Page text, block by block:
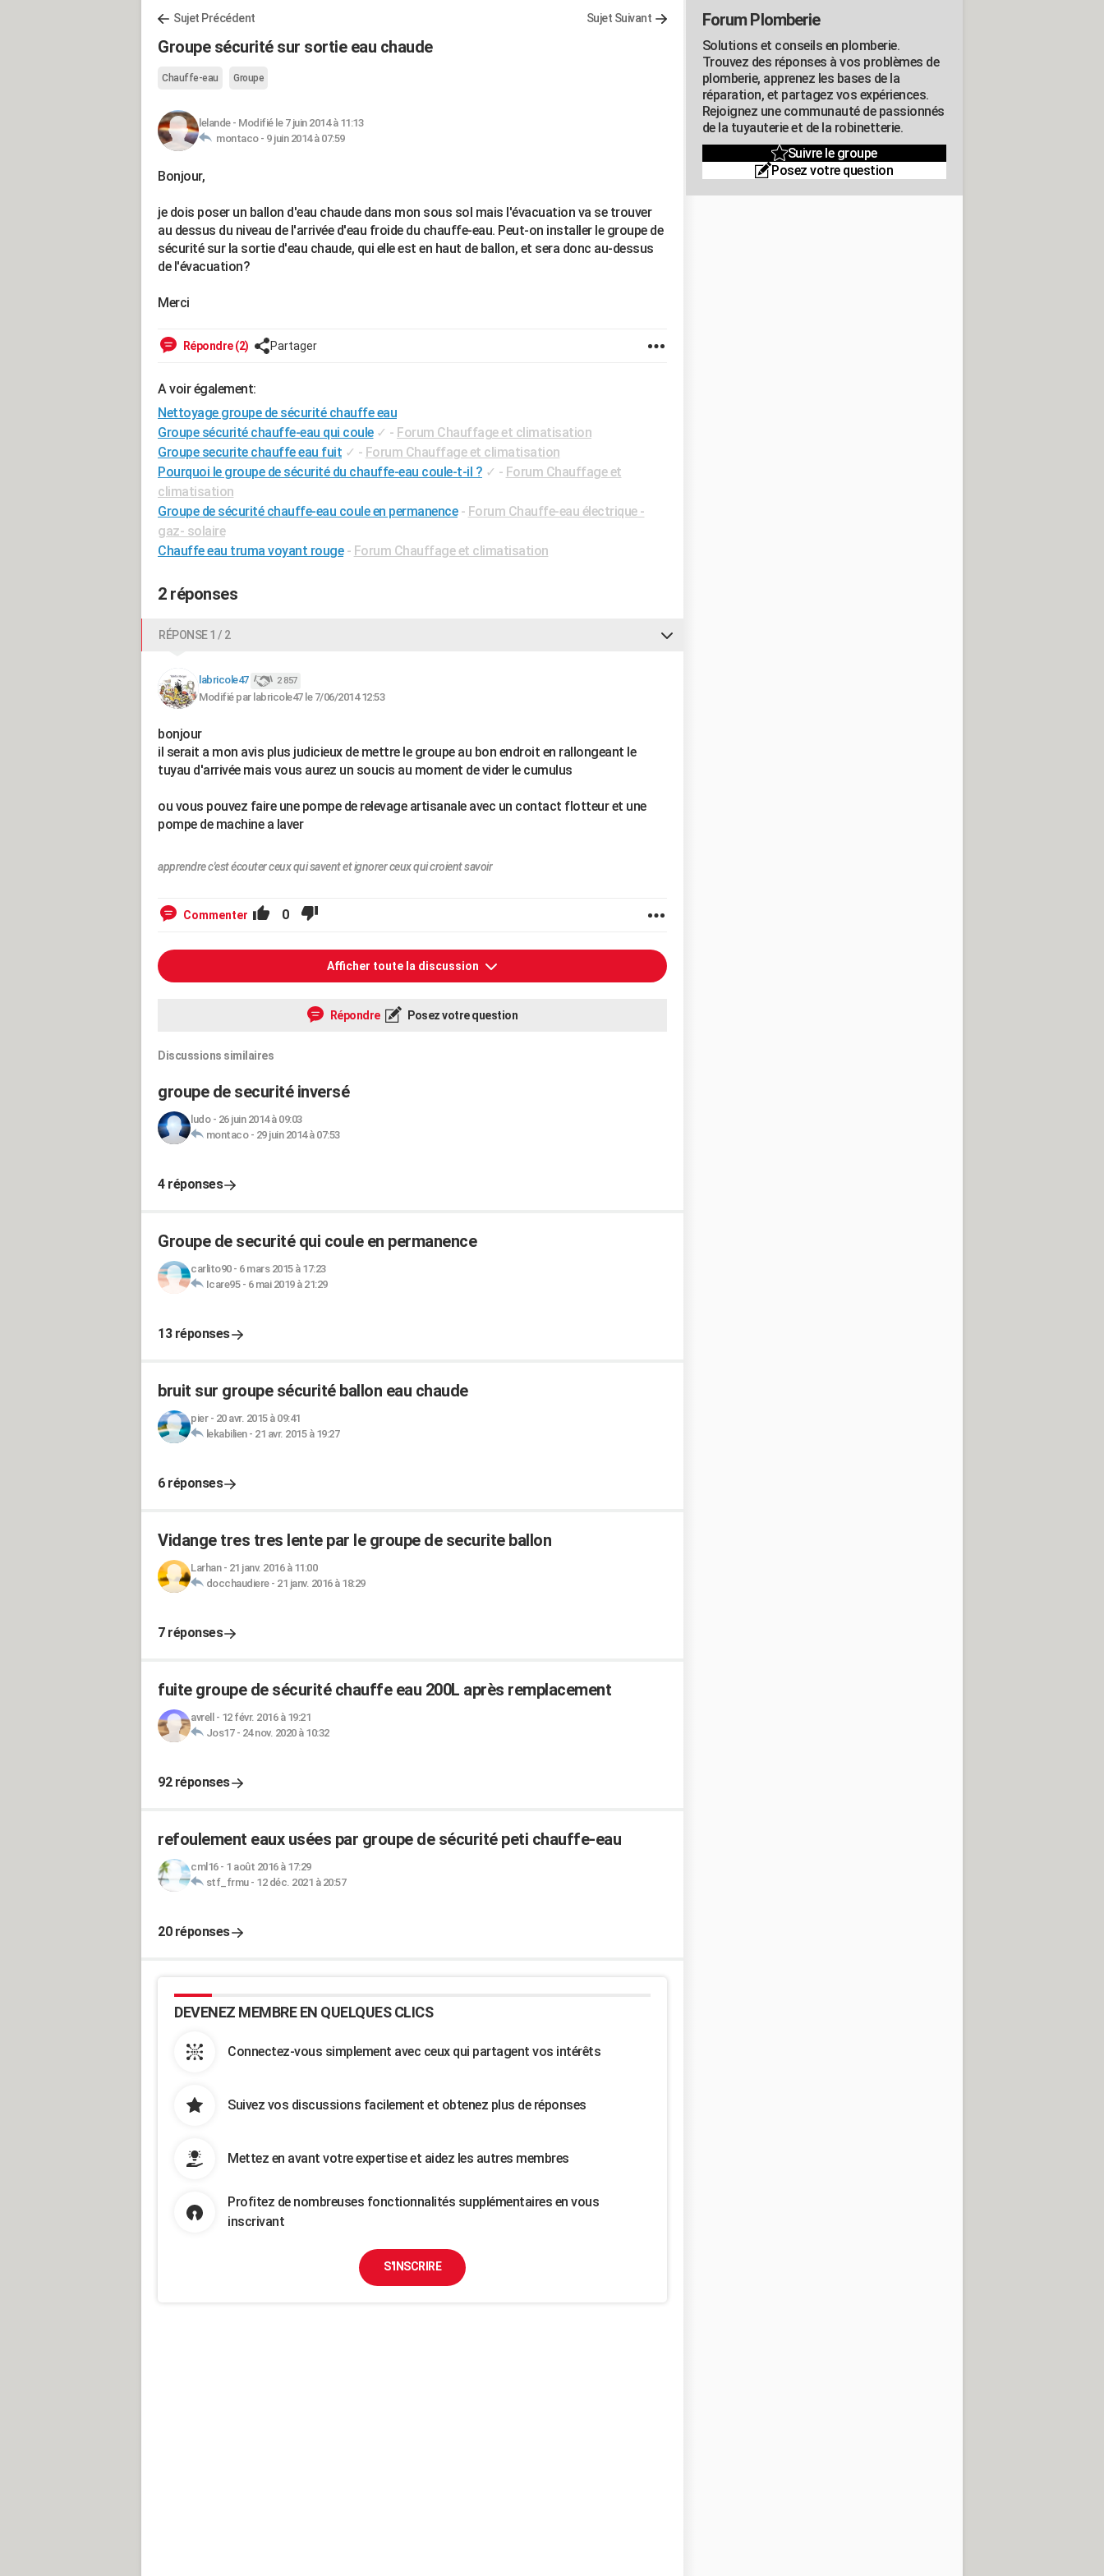
Sujet Précédent Sujet Suivant
Groupe sécurité sur sortie eau chaude
Chauffe-eau Groupe
lelande- Modifié le 7 juin 2014 à 11:13
montaco - 9 juin 2014 à 07:59
Bonjour,
je dois poser un ballon d'eau chaude dans mon sous sol mais l'évacuation va se trouver
au dessus du niveau de l'arrivée d'eau froide du chauffe-eau. Peut-on installer le groupe de
sécurité sur la sortie d'eau chaude, qui elle est en haut de ballon, et sera donc au-dessus
de l'évacuation?
Merci
Répondre (2) Partager
A voir également:
Nettoyage groupe de sécurité chauffe eau
Groupe sécurité chauffe-eau qui coule ✓ - Forum Chauffage et climatisation
Groupe securite chauffe eau fuit ✓ - Forum Chauffage et climatisation
Pourquoi le groupe de sécurité du chauffe-eau coule-t-il ? ✓ - Forum Chauffage et
climatisation
Groupe de sécurité chauffe-eau coule en permanence - Forum Chauffe-eau électrique -
gaz- solaire
Chauffe eau truma voyant rouge - Forum Chauffage et climatisation
2 réponses
RÉPONSE 1 / 2
labricole47 2 857
Modifié par labricole47 le 7/06/2014 12:53
bonjour
il serait a mon avis plus judicieux de mettre le groupe au bon endroit en rallongeant le
tuyau d'arrivée mais vous aurez un soucis au moment de vider le cumulus
ou vous pouvez faire une pompe de relevage artisanale avec un contact flotteur et une
pompe de machine a laver
apprendre c'est écouter ceux qui savent et ignorer ceux qui croient savoir
Commenter 0
Afficher toute la discussion
Répondre Posez votre question
Discussions similaires
groupe de securité inversé
ludo- 26 juin 2014 à 09:03
montaco- 29 juin 2014 à 07:53
4 réponses
Groupe de securité qui coule en permanence
carlito90- 6 mars 2015 à 17:23
Icare95- 6 mai 2019 à 21:29
13 réponses
bruit sur groupe sécurité ballon eau chaude
pier- 20 avr. 2015 à 09:41
lekabilien- 21 avr. 2015 à 19:27
6 réponses
Vidange tres tres lente par le groupe de securite ballon
Larhan- 21 janv. 2016 à 11:00
docchaudiere- 21 janv. 2016 à 18:29
7 réponses
fuite groupe de sécurité chauffe eau 200L après remplacement
avrell - 12 févr. 2016 à 19:21
Jos17- 24 nov. 2020 à 10:32
92 réponses
refoulement eaux usées par groupe de sécurité peti chauffe-eau
cml16- 1 août 2016 à 17:29
stf_frmu- 12 déc. 2021 à 20:57
20 réponses
DEVENEZ MEMBRE EN QUELQUES CLICS
Connectez-vous simplement avec ceux qui partagent vos intérêts
Suivez vos discussions facilement et obtenez plus de réponses
Mettez en avant votre expertise et aidez les autres membres
Profitez de nombreuses fonctionnalités supplémentaires en vous
inscrivant
S'INSCRIRE
Forum Plomberie
Solutions et conseils en plomberie.
Trouvez des réponses à vos problèmes de
plomberie, apprenez les bases de la
réparation, et partagez vos expériences.
Rejoignez une communauté de passionnés
de la tuyauterie et de la robinetterie.
Suivre le groupe
Posez votre question